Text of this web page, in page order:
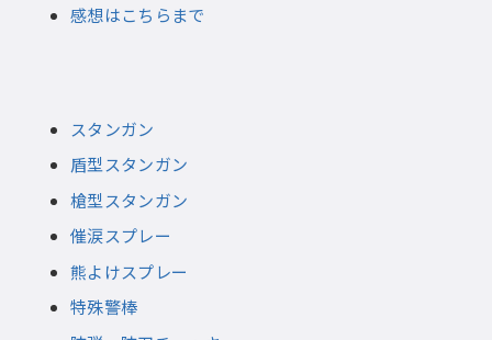
感想はこちらまで
スタンガン
盾型スタンガン
槍型スタンガン
催涙スプレー
熊よけスプレー
特殊警棒